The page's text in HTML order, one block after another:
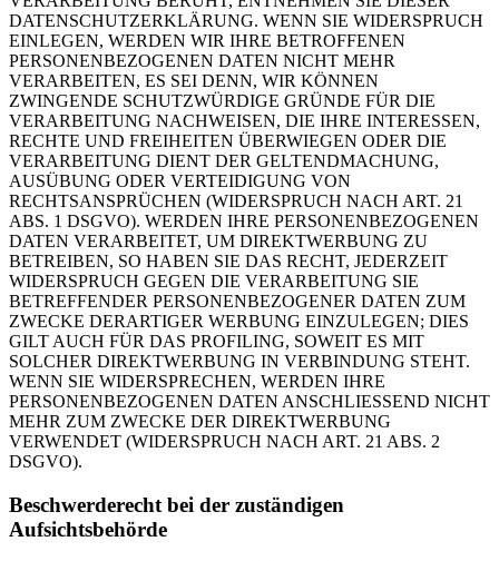
DATENSCHUTZERKLÄRUNG. WENN SIE WIDERSPRUCH
EINLEGEN, WERDEN WIR IHRE BETROFFENEN
PERSONENBEZOGENEN DATEN NICHT MEHR
VERARBEITEN, ES SEI DENN, WIR KÖNNEN
ZWINGENDE SCHUTZWÜRDIGE GRÜNDE FÜR DIE
VERARBEITUNG NACHWEISEN, DIE IHRE INTERESSEN,
RECHTE UND FREIHEITEN ÜBERWIEGEN ODER DIE
VERARBEITUNG DIENT DER GELTENDMACHUNG,
AUSÜBUNG ODER VERTEIDIGUNG VON
RECHTSANSPRÜCHEN (WIDERSPRUCH NACH ART. 21
ABS. 1 DSGVO). WERDEN IHRE PERSONENBEZOGENEN
DATEN VERARBEITET, UM DIREKTWERBUNG ZU
BETREIBEN, SO HABEN SIE DAS RECHT, JEDERZEIT
WIDERSPRUCH GEGEN DIE VERARBEITUNG SIE
BETREFFENDER PERSONENBEZOGENER DATEN ZUM
ZWECKE DERARTIGER WERBUNG EINZULEGEN; DIES
GILT AUCH FÜR DAS PROFILING, SOWEIT ES MIT
SOLCHER DIREKTWERBUNG IN VERBINDUNG STEHT.
WENN SIE WIDERSPRECHEN, WERDEN IHRE
PERSONENBEZOGENEN DATEN ANSCHLIESSEND NICHT
MEHR ZUM ZWECKE DER DIREKTWERBUNG
VERWENDET (WIDERSPRUCH NACH ART. 21 ABS. 2
DSGVO).
Beschwerderecht bei der zuständigen
Aufsichtsbehörde